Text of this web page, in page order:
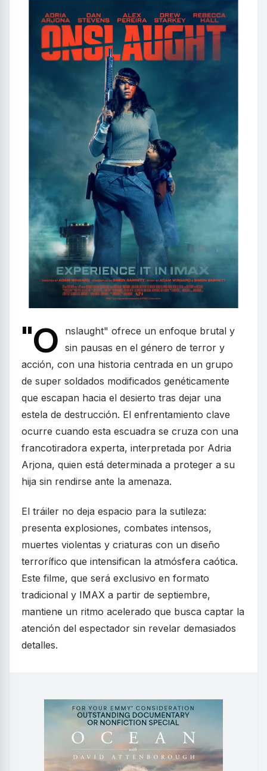
"O
nslaught" ofrece un enfoque brutal y
sin pausas en el género de terror y
acción, con una historia centrada en un grupo
de super soldados modificados genéticamente
que escapan hacia el desierto tras dejar una
estela de destrucción. El enfrentamiento clave
ocurre cuando esta escuadra se cruza con una
francotiradora experta, interpretada por Adria
Arjona, quien está determinada a proteger a su
hija sin rendirse ante la amenaza.
El tráiler no deja espacio para la sutileza:
presenta explosiones, combates intensos,
muertes violentas y criaturas con un diseño
terrorífico que intensifican la atmósfera caótica.
Este filme, que será exclusivo en formato
tradicional y IMAX a partir de septiembre,
mantiene un ritmo acelerado que busca captar la
atención del espectador sin revelar demasiados
detalles.